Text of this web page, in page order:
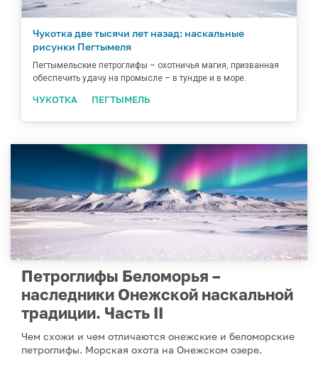
Чукотка две тысячи лет назад: наскальные
рисунки Пегтымеля
Пегтымельские петроглифы – охотничья магия, призванная
обеспечить удачу на промысле – в тундре и в море.
ЧУКОТКА ПЕГТЫМЕЛЬ
Петроглифы Беломорья –
наследники Онежской наскальной
традиции. Часть II
Чем схожи и чем отличаются онежские и беломорские
петроглифы. Морская охота на Онежском озере.